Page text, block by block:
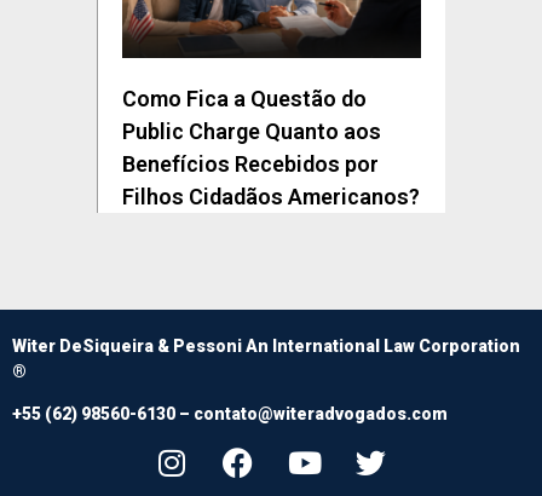
Como Fica a Questão do
Public Charge Quanto aos
Benefícios Recebidos por
Filhos Cidadãos Americanos?
Witer DeSiqueira & Pessoni An International Law Corporation
®
+55 (62) 98560-6130 – contato@witeradvogados.com